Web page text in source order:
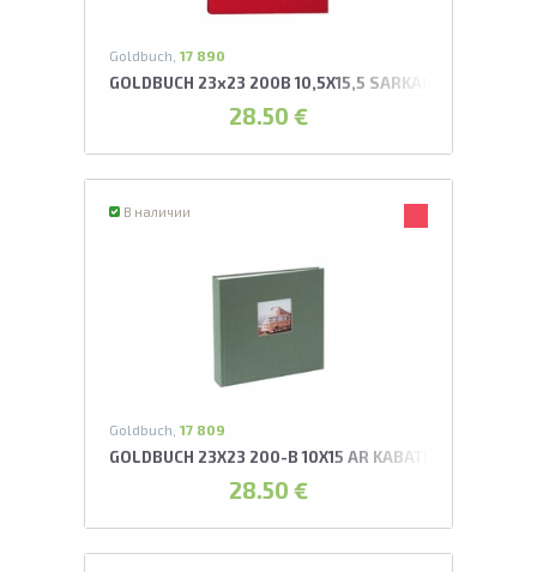
Goldbuch, 17 890
GOLDBUCH 23x23 200B 10,5X15,5 SARKANS AR
28.50 €
В наличии
Goldbuch, 17 809
GOLDBUCH 23X23 200-B 10X15 AR KABATIŅĀM
28.50 €